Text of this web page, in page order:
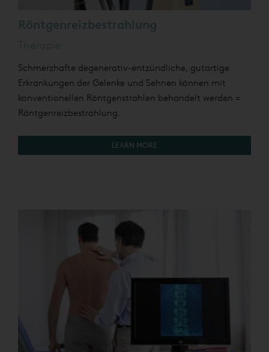
Röntgenreizbestrahlung
Therapie
Schmerzhafte degenerativ-entzündliche, gutartige
Erkrankungen der Gelenke und Sehnen können mit
konventionellen Röntgenstrahlen behandelt werden =
Röntgenreizbestrahlung.
LEARN MORE